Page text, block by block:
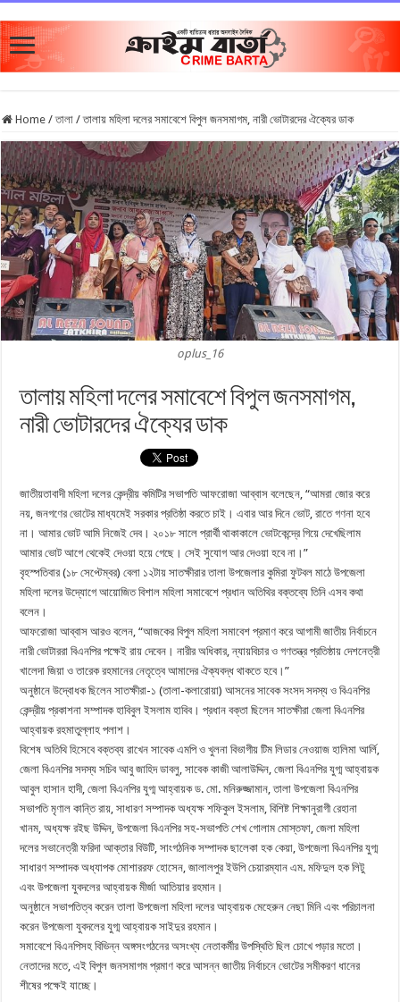
Home / তালা / তালায় মহিলা দলের সমাবেশে বিপুল জনসমাগম, নারী ভোটারদের ঐক্যের ডাক
oplus_16
তালায় মহিলা দলের সমাবেশে বিপুল জনসমাগম,
নারী ভোটারদের ঐক্যের ডাক
জাতীয়তাবাদী মহিলা দলের কেন্দ্রীয় কমিটির সভাপতি আফরোজা আব্বাস বলেছেন, “আমরা জোর করে
নয়, জনগণের ভোটের মাধ্যমেই সরকার প্রতিষ্ঠা করতে চাই। এবার আর দিনে ভোট, রাতে গণনা হবে
না। আমার ভোট আমি নিজেই দেব। ২০১৮ সালে প্রার্থী থাকাকালে ভোটকেন্দ্রে গিয়ে দেখেছিলাম
আমার ভোট আগে থেকেই দেওয়া হয়ে গেছে। সেই সুযোগ আর দেওয়া হবে না।”
বৃহস্পতিবার (১৮ সেপ্টেম্বর) বেলা ১২টায় সাতক্ষীরার তালা উপজেলার কুমিরা ফুটবল মাঠে উপজেলা
মহিলা দলের উদ্যোগে আয়োজিত বিশাল মহিলা সমাবেশে প্রধান অতিথির বক্তব্যে তিনি এসব কথা
বলেন।
আফরোজা আব্বাস আরও বলেন, “আজকের বিপুল মহিলা সমাবেশ প্রমাণ করে আগামী জাতীয় নির্বাচনে
নারী ভোটাররা বিএনপির পক্ষেই রায় দেবেন। নারীর অধিকার, ন্যায়বিচার ও গণতন্ত্র প্রতিষ্ঠায় দেশনেত্রী
খালেদা জিয়া ও তারেক রহমানের নেতৃত্বে আমাদের ঐক্যবদ্ধ থাকতে হবে।”
অনুষ্ঠানে উদ্বোধক ছিলেন সাতক্ষীরা-১ (তালা-কলারোয়া) আসনের সাবেক সংসদ সদস্য ও বিএনপির
কেন্দ্রীয় প্রকাশনা সম্পাদক হাবিবুল ইসলাম হাবিব। প্রধান বক্তা ছিলেন সাতক্ষীরা জেলা বিএনপির
আহ্বায়ক রহমাতুল্লাহ পলাশ।
বিশেষ অতিথি হিসেবে বক্তব্য রাখেন সাবেক এমপি ও খুলনা বিভাগীয় টিম লিডার নেওয়াজ হালিমা আর্লি,
জেলা বিএনপির সদস্য সচিব আবু জাহিদ ডাবলু, সাবেক কাজী আলাউদ্দিন, জেলা বিএনপির যুগ্ম আহ্বায়ক
আবুল হাসান হাদী, জেলা বিএনপির যুগ্ম আহ্বায়ক ড. মো. মনিরুজ্জামান, তালা উপজেলা বিএনপির
সভাপতি মৃণাল কান্তি রায়, সাধারণ সম্পাদক অধ্যক্ষ শফিকুল ইসলাম, বিশিষ্ট শিক্ষানুরাগী রেহানা
খানম, অধ্যক্ষ রইছ উদ্দিন, উপজেলা বিএনপির সহ-সভাপতি শেখ গোলাম মোস্তফা, জেলা মহিলা
দলের সভানেত্রী ফরিদা আক্তার বিউটি, সাংগঠনিক সম্পাদক ছালেকা হক কেয়া, উপজেলা বিএনপির যুগ্ম
সাধারণ সম্পাদক অধ্যাপক মোশাররফ হোসেন, জালালপুর ইউপি চেয়ারম্যান এম. মফিদুল হক লিটু
এবং উপজেলা যুবদলের আহ্বায়ক মীর্জা আতিয়ার রহমান।
অনুষ্ঠানে সভাপতিত্ব করেন তালা উপজেলা মহিলা দলের আহ্বায়ক মেহেরুন নেছা মিনি এবং পরিচালনা
করেন উপজেলা যুবদলের যুগ্ম আহ্বায়ক সাইদুর রহমান।
সমাবেশে বিএনপিসহ বিভিন্ন অঙ্গসংগঠনের অসংখ্য নেতাকর্মীর উপস্থিতি ছিল চোখে পড়ার মতো।
নেতাদের মতে, এই বিপুল জনসমাগম প্রমাণ করে আসন্ন জাতীয় নির্বাচনে ভোটের সমীকরণ ধানের
শীষের পক্ষেই যাচ্ছে।